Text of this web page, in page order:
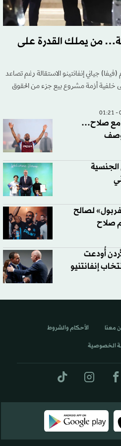
من يملك القدرة على
جياني إنفانتينو الاستقالة رغم تصاعد
خلفية أزمة مشروع بيع جزء من الحقوق
مع صلاح…
الجنسية
لصالح
صلاح
أُودعت
إنفانتنيو
معنا الأحكام والشروط
الخصوصية